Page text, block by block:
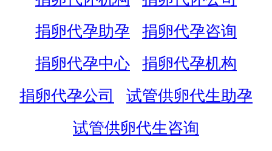
捐卵代孕助孕
捐卵代孕咨询
捐卵代孕中心
捐卵代孕机构
捐卵代孕公司
试管供卵代生助孕
试管供卵代生咨询